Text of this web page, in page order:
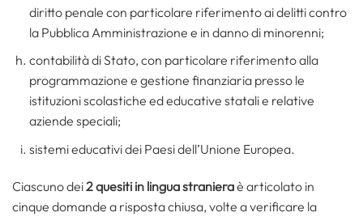
diritto penale con particolare riferimento ai delitti contro
la Pubblica Amministrazione e in danno di minorenni;
contabilità di Stato, con particolare riferimento alla
programmazione e gestione finanziaria presso le
istituzioni scolastiche ed educative statali e relative
aziende speciali;
sistemi educativi dei Paesi dell’Unione Europea.
Ciascuno dei2 quesiti in lingua stranieraè articolato in
cinque domande a risposta chiusa, volte a verificare la